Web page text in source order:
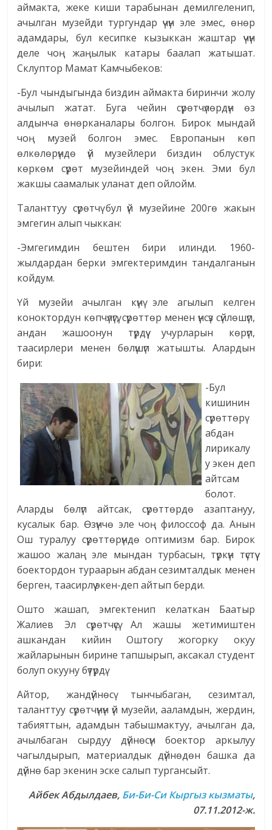
аймакта, жеке киши тарабынан демилгеленип,
ачылган музейди тургундар үчүн эле эмес, өнөр
адамдары, бул кесипке кызыккан жаштар үчүн
деле чоң жаңылык катары баалап жатышат.
Склуптор Мамат Камчыбеков:
-Бул чындыгында биздин аймакта биринчи жолу
ачылып жатат. Буга чейин сүрөтчүлөрдүн өз
алдынча өнөрканалары болгон. Бирок мындай
чоң музей болгон эмес. Европанын көп
өлкөлөрүндө үй музейлери биздин облустук
көркөм сүрөт музейиндей чоң экен. Эми бул
жакшы саамалык уланат деп ойлойм.
Таланттуу сүрөтчү бул үй музейине 200гө жакын
эмгегин алып чыккан:
-Эмгегимдин бештен бири илинди. 1960-
жылдардан берки эмгектеримдин тандалганын
койдум.
Үй музейи ачылган күнү эле агылып келген
коноктордун көпчүлүгү, сүрөттөр менен үнсүз сүйлөшүп,
андан жашоонун түрдүү учурларын көрүп,
таасирлери менен бөлүшүп жатышты. Алардын
бири:
-Бул
кишинин
сүрөттөрү
абдан
лирикалу
у экен деп
айтсам
болот.
Аларды бөлүп айтсак, сүрөттөрдө азаптануу,
кусалык бар. Өзүнчө эле чоң филоссоф да. Анын
Ош туралуу сүрөттөрүндө оптимизм бар. Бирок
жашоо жалаң эле мындан турбасын, түркүн түстүү
боектордон тураарын абдан сезимталдык менен
берген, таасирлүү экен-деп айтып берди.
Ошто жашап, эмгектенип келаткан Баатыр
Жалиев Эл сүрөтчүсү. Ал жашы жетимиштен
ашкандан кийин Оштогу жогорку окуу
жайларынын бирине тапшырып, аксакал студент
болуп окууну бүтүрдү.
Айтор, жандүйнөсү тынчыбаган, сезимтал,
таланттуу сүрөтчүнүн үй музейи, ааламдын, жердин,
табияттын, адамдын табышмактуу, ачылган да,
ачылбаган сырдуу дүйнөсүн боектор аркылуу
чагылдырып, материалдык дүйнөдөн башка да
дүйнө бар экенин эске салып тургансыйт.
Айбек Абдылдаев, Би-Би-Си Кыргыз кызматы,
07.11.2012-ж.